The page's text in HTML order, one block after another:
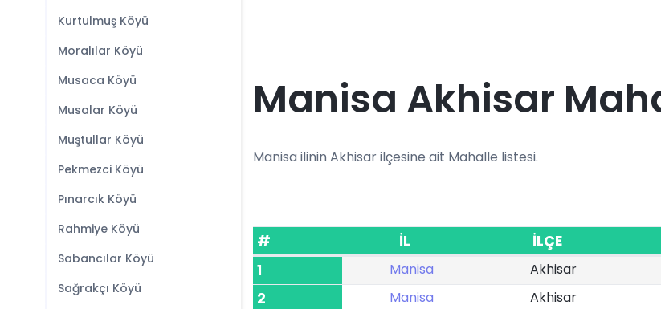
Kurtulmuş Köyü
Moralılar Köyü
Musaca Köyü
Musalar Köyü
Muştullar Köyü
Pekmezci Köyü
Pınarcık Köyü
Rahmiye Köyü
Sabancılar Köyü
Sağrakçı Köyü
Manisa Akhisar
Manisa ilinin Akhisar ilçesine ait Mahalle listesi.
# İL İLÇE
1
Manisa Akhisar
2 Manisa Akhisar